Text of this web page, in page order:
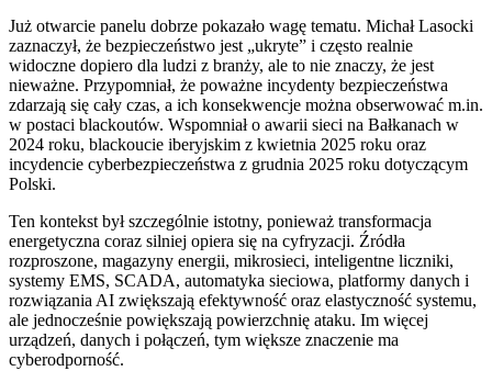
Już otwarcie panelu dobrze pokazało wagę tematu. Michał Lasocki
zaznaczył, że bezpieczeństwo jest „ukryte” i często realnie
widoczne dopiero dla ludzi z branży, ale to nie znaczy, że jest
nieważne. Przypomniał, że poważne incydenty bezpieczeństwa
zdarzają się cały czas, a ich konsekwencje można obserwować m.in.
w postaci blackoutów. Wspomniał o awarii sieci na Bałkanach w
2024 roku, blackoucie iberyjskim z kwietnia 2025 roku oraz
incydencie cyberbezpieczeństwa z grudnia 2025 roku dotyczącym
Polski.
Ten kontekst był szczególnie istotny, ponieważ transformacja
energetyczna coraz silniej opiera się na cyfryzacji. Źródła
rozproszone, magazyny energii, mikrosieci, inteligentne liczniki,
systemy EMS, SCADA, automatyka sieciowa, platformy danych i
rozwiązania AI zwiększają efektywność oraz elastyczność systemu,
ale jednocześnie powiększają powierzchnię ataku. Im więcej
urządzeń, danych i połączeń, tym większe znaczenie ma
cyberodporność.